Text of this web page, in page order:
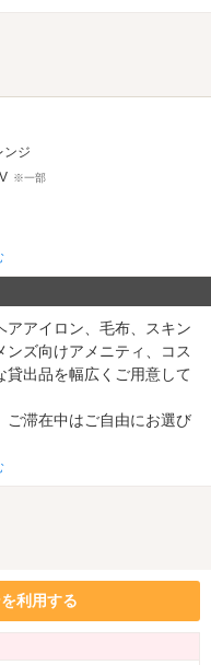
ンジ
※一部
ムキャスト
ーブ ※一部
利用可
アアイロン、毛布、スキン
ズ向けアメニティ、コス
貸出品を幅広くご用意して
ご滞在中はご自由にお選び
宿泊できる環境が整ってい
由にご利用ください。
利用する